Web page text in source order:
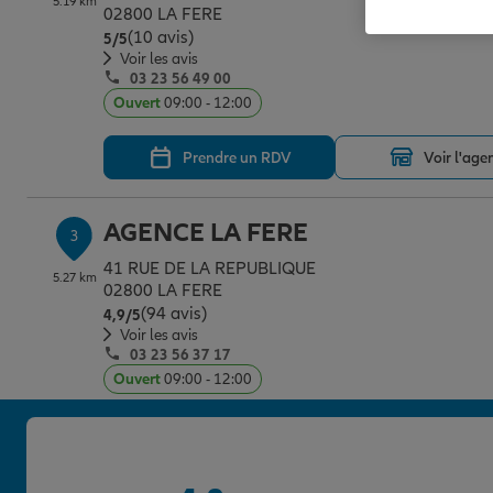
02800 LA FERE
5/5Note de 5 sur 5
(10 avis)
Voir les avis
03 23 56 49 00
Ouvert09:00 - 12:00
Prendre un RDV Voir
3
5.27 km
AGENCE LA FERE
41 RUE DE LA REPUBLIQUE
02800 LA FERE
4,9/5Note de 4.9 sur 5
(94 avis)
Voir les avis
03 23 56 37 17
Ouvert09:00 - 12:00